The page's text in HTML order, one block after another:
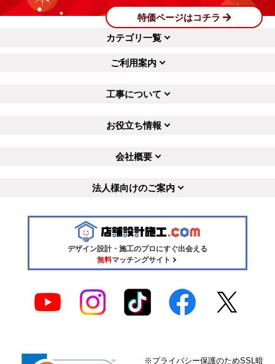
特価ページはコチラ
カテゴリ一覧
ご利用案内
工事について
お役立ち情報
会社概要
法人様向けのご案内
デザイン設計・施工のプロにすぐ出会える
無料マッチングサイト
※プライバシー保護のためSSL暗